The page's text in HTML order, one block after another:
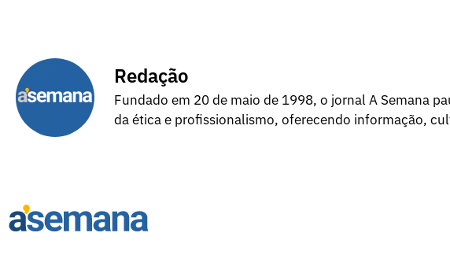
Redação
Fundado em 20 de maio de 1998, o jornal A Semana
da ética e profissionalismo, oferecendo informação,